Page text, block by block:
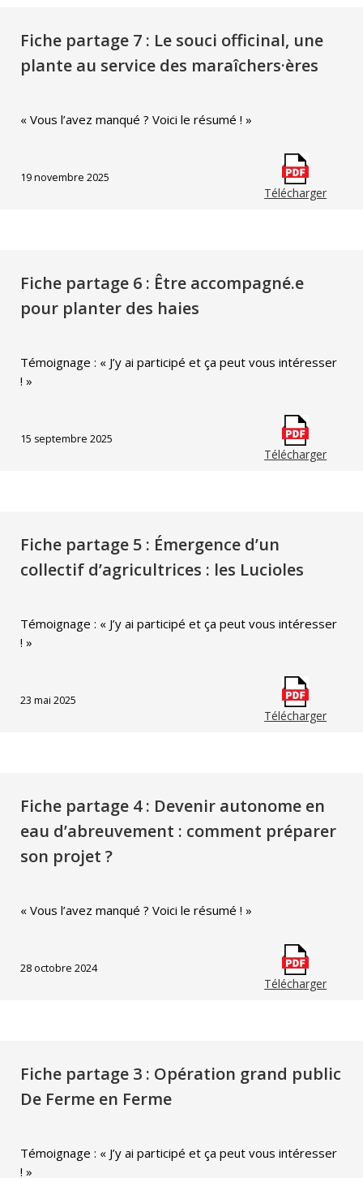
Fiche partage 7 : Le souci officinal, une
plante au service des maraîchers·ères
« Vous l’avez manqué ? Voici le résumé ! »
19 novembre 2025
Télécharger
Fiche partage 6 : Être accompagné.e
pour planter des haies
Témoignage : « J’y ai participé et ça peut vous intéresser
! »
15 septembre 2025
Télécharger
Fiche partage 5 : Émergence d’un
collectif d’agricultrices : les Lucioles
Témoignage : « J’y ai participé et ça peut vous intéresser
! »
23 mai 2025
Télécharger
Fiche partage 4 : Devenir autonome en
eau d’abreuvement : comment préparer
son projet ?
« Vous l’avez manqué ? Voici le résumé ! »
28 octobre 2024
Télécharger
Fiche partage 3 : Opération grand public
De Ferme en Ferme
Témoignage : « J’y ai participé et ça peut vous intéresser
! »